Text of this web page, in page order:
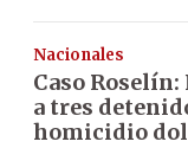
Nacionales
Caso
a tres
homicidio